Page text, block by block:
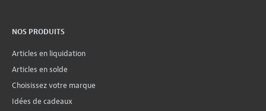
NOS PRODUITS
Articles en liquidation
Articles en solde
Choisissez votre marque
Idées de cadeaux